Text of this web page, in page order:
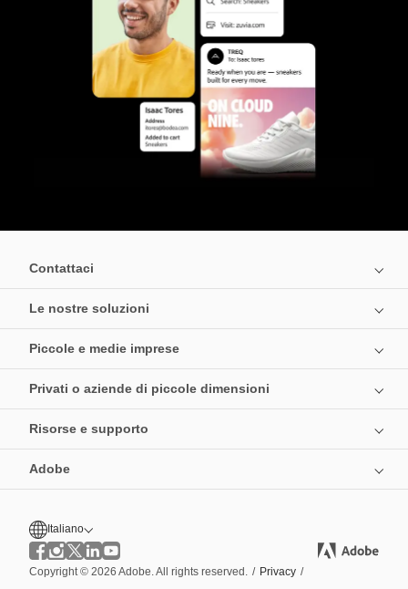
Contattaci
Le nostre soluzioni
Piccole e medie imprese
Privati o aziende di piccole dimensioni
Risorse e supporto
Adobe
Italiano
Copyright © 2026 Adobe. All rights reserved. / Privacy /